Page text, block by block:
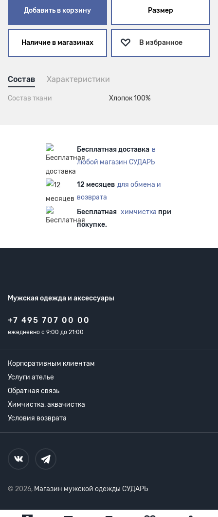
Добавить в корзину Размер
Наличие в магазинах В избранное
Состав Характеристики
Состав ткани Хлопок 100%
Бесплатная доставка в
любой магазин СУДАРЬ
12 месяцев для обмена и
возврата
Бесплатная химчистка при
покупке.
Мужская одежда и аксессуары
+7 495 707 00 00
ежедневно с 9:00 до 21:00
Корпоративным клиентам
Услуги ателье
Обратная связь
Химчистка, аквачистка
Условия возврата
© 2026, Магазин мужской одежды СУДАРЬ